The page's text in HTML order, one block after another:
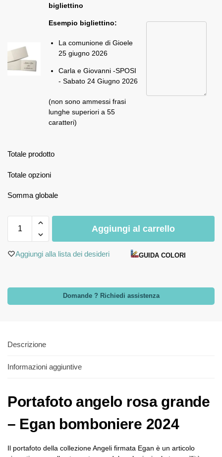
bigliettino
Esempio bigliettino:
La comunione di Gioele
25 giugno 2026
Carla e Giovanni -SPOSI
- Sabato 24 Giugno 2026
(non sono ammessi frasi
lunghe superiori a 55
caratteri)
Totale prodotto
Totale opzioni
Somma globale
Aggiungi al carrello
Aggiungi alla lista dei desideri GUIDA COLORI
Domande ? Richiedi assistenza
Descrizione
Informazioni aggiuntive
Portafoto angelo rosa grande
– Egan bomboniere 2024
Il portafoto della collezione Angeli firmata Egan è un articolo